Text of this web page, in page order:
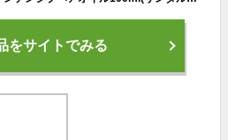
をサイトでみる